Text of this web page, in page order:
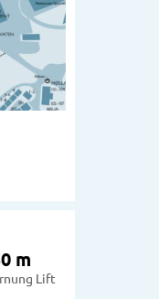
m
Lift